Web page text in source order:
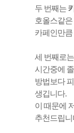
두 번째는
호올스같
카페인만
세 번째로
시간중에
방법보다
생깁니다.
이 때문에
추천드립